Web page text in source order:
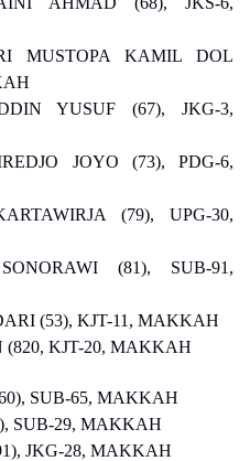
MUSTOPA KAMIL DOL
YUSUF (67), JKG-3,
JOYO (73), PDG-6,
(79), UPG-30,
(81), SUB-91,
(53), KJT-11, MAKKAH
KJT-20, MAKKAH
SUB-65, MAKKAH
SUB-29, MAKKAH
JKG-28, MAKKAH